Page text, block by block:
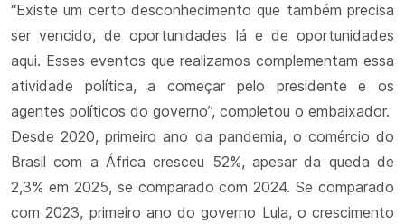
“Existe um certo desconhecimento que também precisa
ser vencido, de oportunidades lá e de oportunidades
aqui. Esses eventos que realizamos complementam essa
atividade política, a começar pelo presidente e os
agentes políticos do governo”, completou o embaixador.
Desde 2020, primeiro ano da pandemia, o comércio do
Brasil com a África cresceu 52%, apesar da queda de
2,3% em 2025, se comparado com 2024. Se comparado
com 2023, primeiro ano do governo Lula, o crescimento